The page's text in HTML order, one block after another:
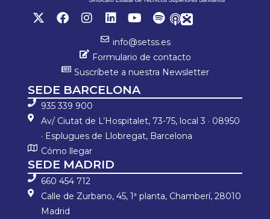
info@setss.es
Formulario de contacto
Suscríbete a nuestra Newsletter
SEDE BARCELONA
935 339 900
Av/ Ciutat de L’Hospitalet, 73-75, local 3 · 08950
· Esplugues de Llobregat, Barcelona
Cómo llegar
SEDE MADRID
660 454 712
Calle de Zurbano, 45, 1ª planta, Chamberí, 28010
Madrid